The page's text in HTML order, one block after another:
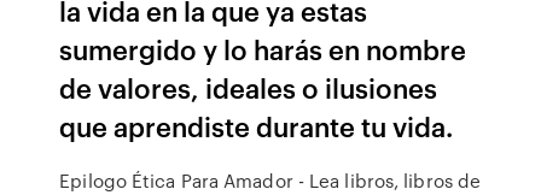
la vida en la que ya estas
sumergido y lo harás en nombre
de valores, ideales o ilusiones
que aprendiste durante tu vida.
Epilogo Ética Para Amador - Lea libros, libros de